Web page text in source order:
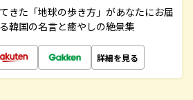
きた「地球の歩き方」があなたにお届
韓国の名言と癒やしの絶景集
詳細を見る